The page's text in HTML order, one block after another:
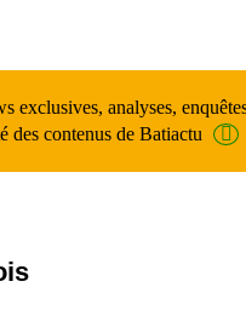
exclusives, analyses,
des contenus de Batiactu